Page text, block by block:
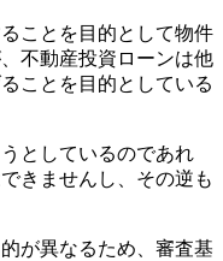
ことを目的として物件
不動産投資ローンは他
ことを目的としている
としているのであれ
きませんし、その逆も
が異なるため、審査基